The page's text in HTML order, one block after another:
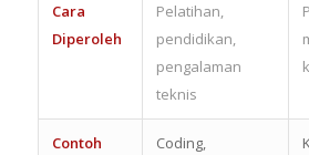
Cara
Diperoleh
Pelatihan,
pendidikan,
pengalaman
teknis
Contoh
Coding,